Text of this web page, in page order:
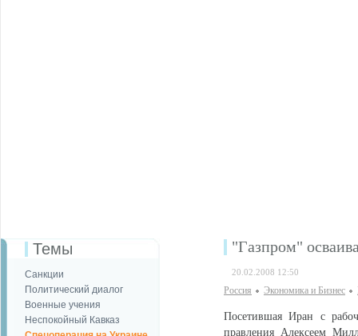
Темы
Санкции
Политический диалог
Военные учения
Неспокойный Кавказ
"Газпром"
20.02.2008 12:50
Россия Экономика и Бизнес
Посетившая Иран с
правления Алексеем